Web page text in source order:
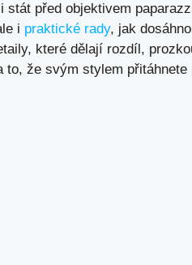
stát před objektivem
i praktické rady, jak
které dělají rozdíl,
že svým stylem